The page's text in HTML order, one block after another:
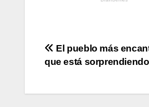
Navegación
de
entradas
El pueblo más
que está